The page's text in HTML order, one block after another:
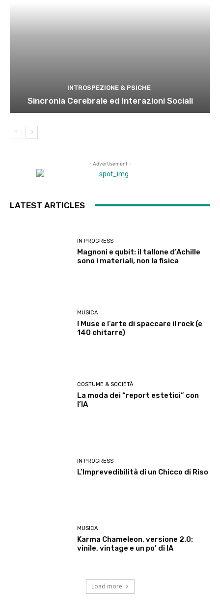
INTROSPEZIONE & PSICHE
Sincronia Cerebrale ed Interazioni Sociali
- Advertisement -
LATEST ARTICLES
IN PROGRESS
Magnoni e qubit: il tallone d’Achille
sono i materiali, non la fisica
MUSICA
I Muse e l’arte di spaccare il rock (e
140 chitarre)
COSTUME & SOCIETÀ
La moda dei “report estetici” con
l’IA
IN PROGRESS
L’Imprevedibilità di un Chicco di Riso
MUSICA
Karma Chameleon, versione 2.0:
vinile, vintage e un po’ di IA
Load more